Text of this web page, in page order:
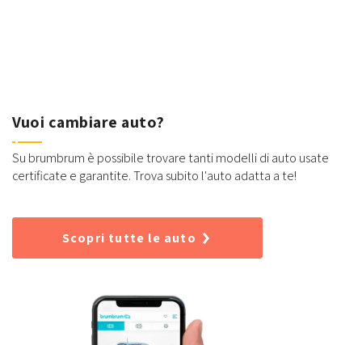
Vuoi cambiare auto?
Su brumbrum è possibile trovare tanti modelli di auto usate
certificate e garantite. Trova subito l'auto adatta a te!
Scopri tutte le auto